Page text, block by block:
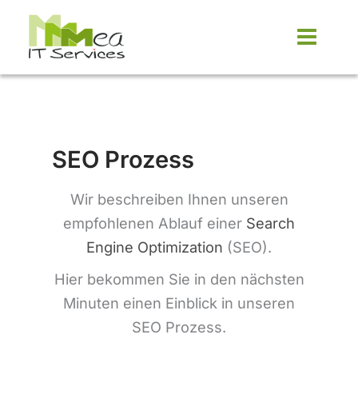
Zum
springen
SEO Prozess
Wir beschreiben Ihnen unseren
empfohlenen Ablauf einer Search
Engine Optimization (SEO).
Hier bekommen Sie in den nächsten
Minuten einen Einblick in unseren
SEO Prozess.